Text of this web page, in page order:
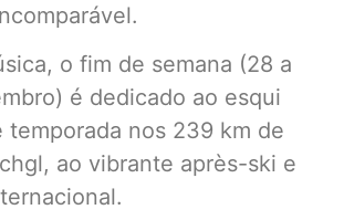
o fim de semana (28 a
é dedicado ao esqui
temporada nos 239 km de
ao vibrante après-ski e